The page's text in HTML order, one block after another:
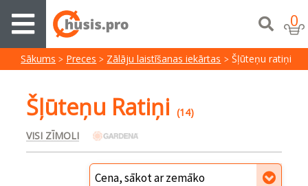
0
Sākums Preces Zālāju laistīšanas iekārtas Šļūteņu ratiņi
Šļūteņu Ratiņi (14)
VISI ZĪMOLI